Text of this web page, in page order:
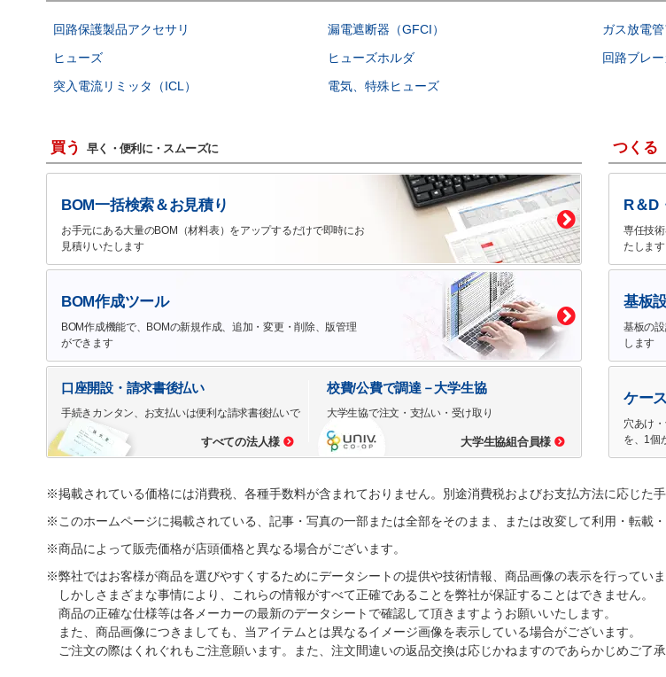
回路保護製品アクセサリ 漏電遮断器（GFCI） ガス放電管
ヒューズ
ヒューズホルダ 回路ブレー
突入電流リミッタ（ICL）
電気、特殊ヒューズ
買う 早く・便利に・スムーズに
BOM一括検索＆お見積り
お手元にある大量のBOM（材料表）をアップするだけで即時にお
見積りいたします
BOM作成ツール
BOM作成機能で、BOMの新規作成、追加・変更・削除、版管理
ができます
口座開設・請求書後払い
手続きカンタン、お支払いは便利な請求書後払いで
すべての法人様
校費/公費で調達－大学生協
大学生協で注文・支払い・受け取り
大学生協組合員様
つくる
R＆D
専任技
たします
基板
基板の
します
ケー
穴あけ
を、1個
※掲載されている価格には消費税、各種手数料が含まれておりません。別途消費税およびお支払方法に応じた手
※このホームページに掲載されている、記事・写真の一部または全部をそのまま、または改変して利用・転載・
※商品によって販売価格が店頭価格と異なる場合がございます。
※弊社ではお客様が商品を選びやすくするためにデータシートの提供や技術情報、商品画像の表示を行っていま
しかしさまざまな事情により、これらの情報がすべて正確であることを弊社が保証することはできません。
商品の正確な仕様等は各メーカーの最新のデータシートで確認して頂きますようお願いいたします。
また、商品画像につきましても、当アイテムとは異なるイメージ画像を表示している場合がございます。
ご注文の際はくれぐれもご注意願います。また、注文間違いの返品交換は応じかねますのであらかじめご了承